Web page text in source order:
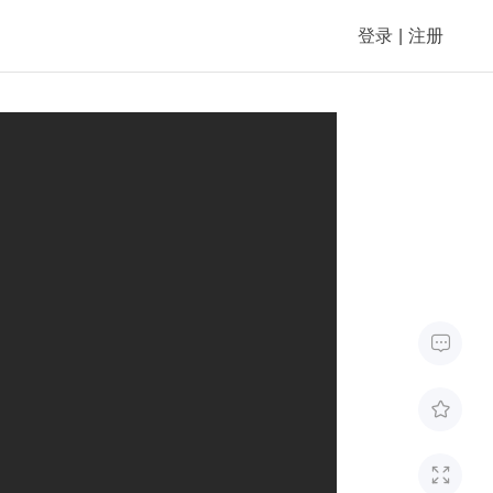
登录 注册


